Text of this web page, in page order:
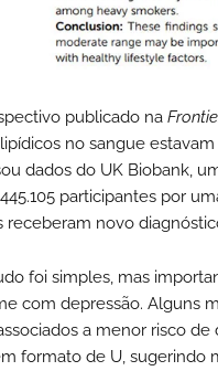
publicado na
no sangue
dados do UK Biobank,
participantes por
receberam novo
foi simples, mas
com depressão. Alguns
a menor risco de
formato de U, sugerindo